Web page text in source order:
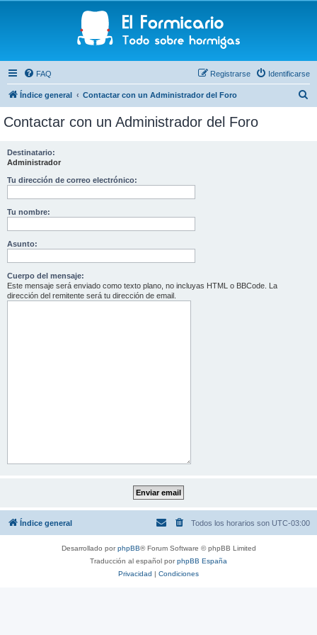
FAQ Identificarse
Registrarse
Índice general Contactar con un Administrador del Foro
Contactar con un Administrador del Foro
Destinatario:
Administrador
Tu dirección de correo electrónico:
Tu nombre:
Asunto:
Cuerpo del mensaje:
Este mensaje será enviado como texto plano, no incluyas HTML o BBCode. La
dirección del remitente será tu dirección de email.
Índice general Todos los horarios son UTC-03:00
Desarrollado porphpBB® Forum Software © phpBB Limited
Traducción al español porphpBB España
Privacidad | Condiciones